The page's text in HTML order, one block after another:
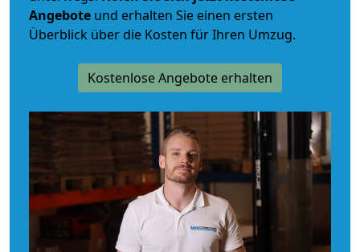
Angebote und erhalten Sie einen ersten
Überblick über die Kosten für Ihren Umzug.
Kostenlose Angebote erhalten